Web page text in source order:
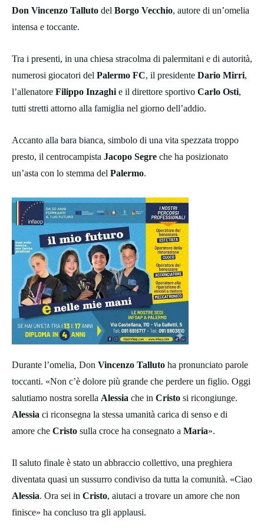
Don Vincenzo Talluto del Borgo Vecchio, autore di un’omelia
intensa e toccante.
Tra i presenti, in una chiesa stracolma di palermitani e di autorità,
numerosi giocatori del Palermo FC, il presidente Dario Mirri,
l’allenatore Filippo Inzaghi e il direttore sportivo Carlo Osti,
tutti stretti attorno alla famiglia nel giorno dell’addio.
Accanto alla bara bianca, simbolo di una vita spezzata troppo
presto, il centrocampista Jacopo Segre che ha posizionato
un’asta con lo stemma del Palermo.
Durante l’omelia, Don Vincenzo Talluto ha pronunciato parole
toccanti. «Non c’è dolore più grande che perdere un figlio. Oggi
salutiamo nostra sorella Alessia che in Cristo si ricongiunge.
Alessia ci riconsegna la stessa umanità carica di senso e di
amore che Cristo sulla croce ha consegnato a Maria».
Il saluto finale è stato un abbraccio collettivo, una preghiera
diventata quasi un sussurro condiviso da tutta la comunità. «Ciao
Alessia. Ora sei in Cristo, aiutaci a trovare un amore che non
finisce» ha concluso tra gli applausi.